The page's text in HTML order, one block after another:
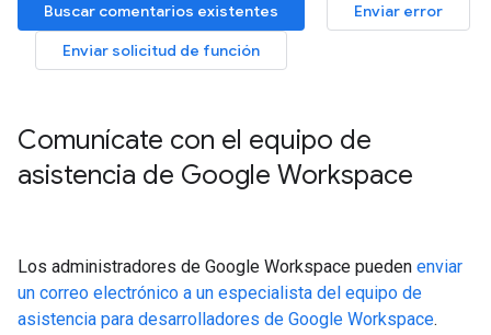
Buscar comentarios existentes
Enviar error
Enviar solicitud de función
Comunícate con el equipo de
asistencia de Google Workspace
Los administradores de Google Workspace pueden enviar
un correo electrónico a un especialista del equipo de
asistencia para desarrolladores de Google Workspace.